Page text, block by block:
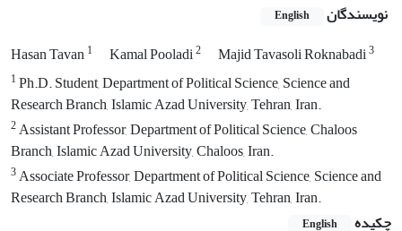
نویسندگان English
Hasan Tavan1 Kamal Pooladi2 Majid Tavasoli Roknabadi3
1Ph.D. Student, Department of Political Science, Science and
Research Branch, Islamic Azad University, Tehran, Iran.
2Assistant Professor, Department of Political Science, Chaloos
Branch, Islamic Azad University, Chaloos, Iran.
3Associate Professor, Department of Political Science, Science and
Research Branch, Islamic Azad University, Tehran, Iran.
چکیده
English